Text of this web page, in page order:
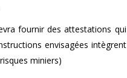
fournir des attestations qui
envisagées intègrent
miniers)